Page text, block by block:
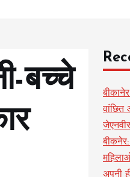
बच्चे
वांछित
अपनी